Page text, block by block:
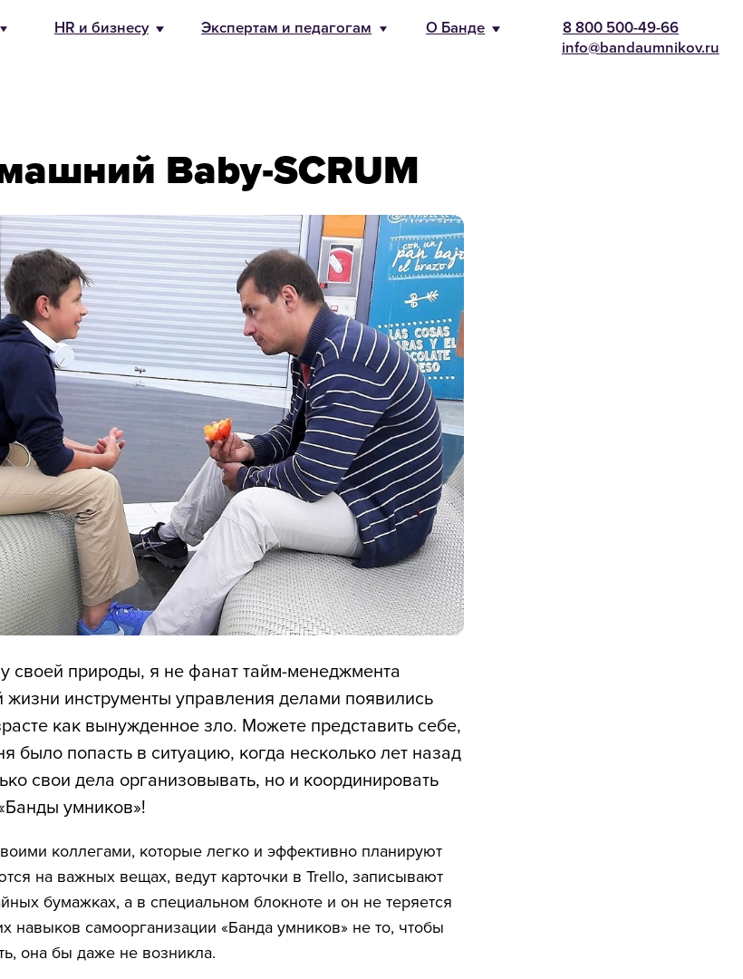
info@bandaumnikov.ru
Экспертам и педагогам О Банде
Baby-SCRUM
своей природы, я не фанат тайм-менеджмента
инструменты управления делами появились
как вынужденное зло. Можете представить себе,
было попасть в ситуацию, когда несколько лет назад
свои дела организовывать, но и координировать
умников»!
коллегами, которые легко и эффективно планируют
на важных вещах, ведут карточки в Trello, записывают
бумажках, а в специальном блокноте и он не теряется
навыков самоорганизации «Банда умников» не то, чтобы
она бы даже не возникла.